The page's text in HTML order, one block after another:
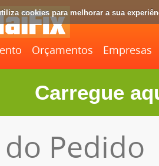
cookies para melhorar a sua
Orçamentos Empresas
Carregue
Pedido